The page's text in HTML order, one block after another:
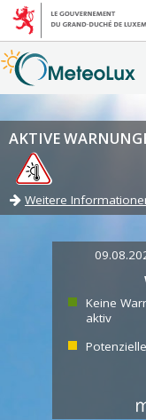
AKTIVE
Weitere
Keine
aktiv